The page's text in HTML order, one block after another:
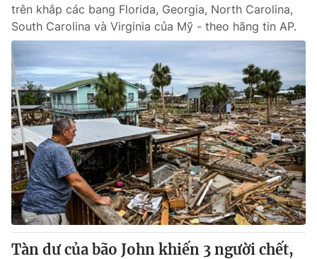
trên khắp các bang Florida, Georgia, North Carolina,
South Carolina và Virginia của Mỹ - theo hãng tin AP.
Tàn dư của bão John khiến 3 người chết,